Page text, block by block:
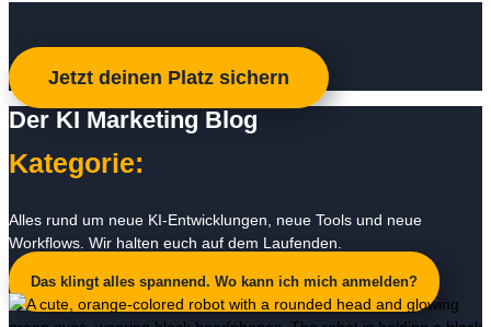
Jetzt deinen Platz sichern
Der KI Marketing Blog
Kategorie:
Alles rund um neue KI-Entwicklungen, neue Tools und neue
Workflows. Wir halten euch auf dem Laufenden.
Das klingt alles spannend. Wo kann ich mich anmelden?